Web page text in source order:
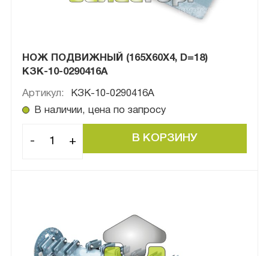
НОЖ ПОДВИЖНЫЙ (165Х60Х4, D=18)
КЗК-10-0290416А
Артикул:
КЗК-10-0290416А
В наличии, цена по запросу
- +